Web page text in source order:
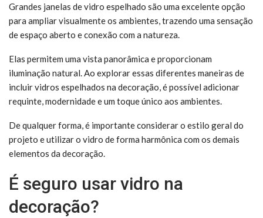
Grandes janelas de vidro espelhado são uma excelente opção
para ampliar visualmente os ambientes, trazendo uma sensação
de espaço aberto e conexão com a natureza.
Elas permitem uma vista panorâmica e proporcionam
iluminação natural. Ao explorar essas diferentes maneiras de
incluir vidros espelhados na decoração, é possível adicionar
requinte, modernidade e um toque único aos ambientes.
De qualquer forma, é importante considerar o estilo geral do
projeto e utilizar o vidro de forma harmônica com os demais
elementos da decoração.
É seguro usar vidro na
decoração?